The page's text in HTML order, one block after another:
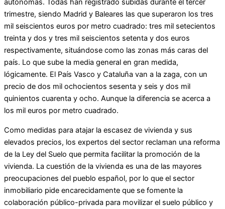
autónomas. Todas han registrado subidas durante el tercer
trimestre, siendo Madrid y Baleares las que superaron los tres
mil seiscientos euros por metro cuadrado: tres mil setecientos
treinta y dos y tres mil seiscientos setenta y dos euros
respectivamente, situándose como las zonas más caras del
país. Lo que sube la media general en gran medida,
lógicamente. El País Vasco y Cataluña van a la zaga, con un
precio de dos mil ochocientos sesenta y seis y dos mil
quinientos cuarenta y ocho. Aunque la diferencia se acerca a
los mil euros por metro cuadrado.
Como medidas para atajar la escasez de vivienda y sus
elevados precios, los expertos del sector reclaman una reforma
de la Ley del Suelo que permita facilitar la promoción de la
vivienda. La cuestión de la vivienda es una de las mayores
preocupaciones del pueblo español, por lo que el sector
inmobiliario pide encarecidamente que se fomente la
colaboración público-privada para movilizar el suelo público y